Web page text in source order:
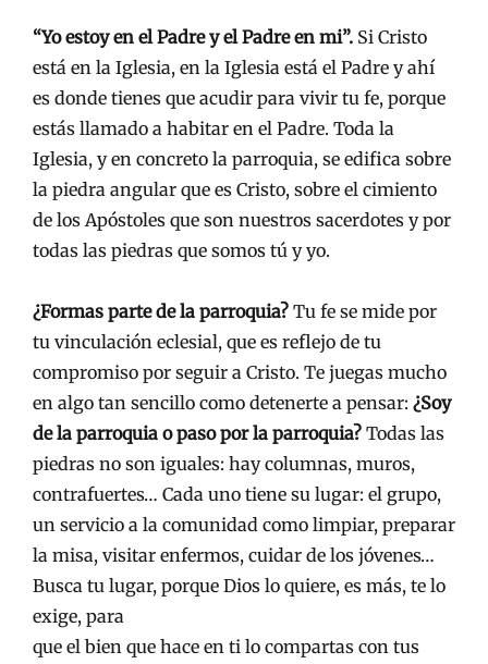
“Yo estoy en el Padre y el Padre en mi”. Si Cristo
está en la Iglesia, en la Iglesia está el Padre y ahí
es donde tienes que acudir para vivir tu fe, porque
estás llamado a habitar en el Padre. Toda la
Iglesia, y en concreto la parroquia, se edifica sobre
la piedra angular que es Cristo, sobre el cimiento
de los Apóstoles que son nuestros sacerdotes y por
todas las piedras que somos tú y yo.
¿Formas parte de la parroquia? Tu fe se mide por
tu vinculación eclesial, que es reflejo de tu
compromiso por seguir a Cristo. Te juegas mucho
en algo tan sencillo como detenerte a pensar: ¿Soy
de la parroquia o paso por la parroquia? Todas las
piedras no son iguales: hay columnas, muros,
contrafuertes… Cada uno tiene su lugar: el grupo,
un servicio a la comunidad como limpiar, preparar
la misa, visitar enfermos, cuidar de los jóvenes…
Busca tu lugar, porque Dios lo quiere, es más, te lo
exige, para
que el bien que hace en ti lo compartas con tus